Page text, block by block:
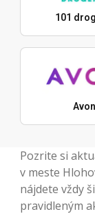
101
Avon
Pozrite si
v meste
nájdete vždy
pravidleným